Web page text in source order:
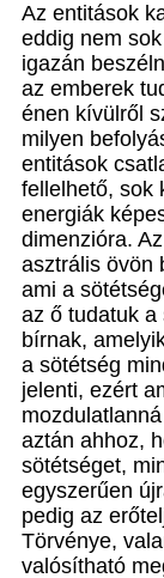
Az entitások
eddig nem
igazán
az emberek
énen kívülről
milyen
entitások
fellelhető, sok
energiák
dimenzióra.
asztrális övön
ami a
az ő tudatuk a
bírnak,
a sötétség
jelenti, ezért
aztán ahhoz,
sötétséget,
egyszerűen
pedig az
Törvénye,
valósítható